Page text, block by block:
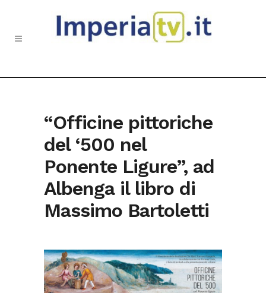
“Officine pittoriche
del ‘500 nel
Ponente Ligure”, ad
Albenga il libro di
Massimo Bartoletti